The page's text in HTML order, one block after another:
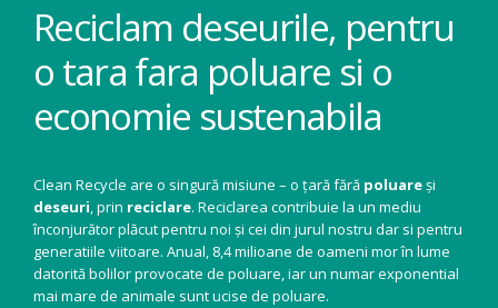
Reciclam deseurile, pentru
o tara fara poluare si o
economie sustenabila
Clean Recycle are o singură misiune – o țară fără poluareși
deseuri, prin reciclare. Reciclarea contribuie la un mediu
înconjurător plăcut pentru noi și cei din jurul nostru dar si pentru
generatiile viitoare. Anual, 8,4 milioane de oameni mor în lume
datorită bolilor provocate de poluare, iar un numar exponential
mai mare de animale sunt ucise de poluare.